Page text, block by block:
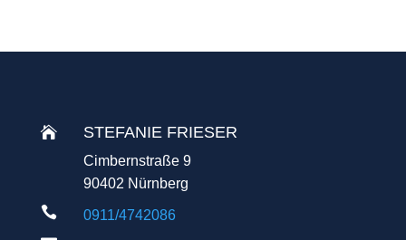
 STEFANIE FRIESER
Cimbernstraße 9
90402 Nürnberg
 0911/4742086